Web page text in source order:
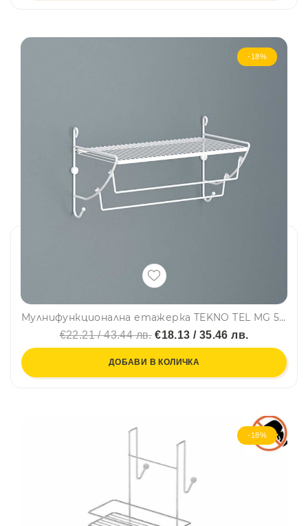
-18%
Мулнифункционална етажерка TEKNO TEL MG 503W, 43х25х25 см, Бял
€22.21 / 43.44 лв.€18.13 / 35.46 лв.
ДОБАВИ В КОЛИЧКА
-18%